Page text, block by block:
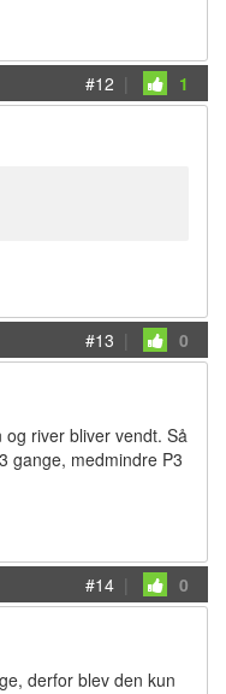
#12 | 1
#13 | 0
river bliver vendt. Så
gange, medmindre P3
#14 | 0
derfor blev den kun